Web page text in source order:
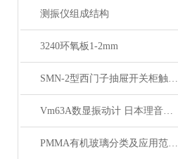
测振仪组成结构
3240环氧板1-2mm
SMN-2型西门子抽屉开关柜触点压力检测仪技术参数
Vm63A数显振动计 日本理音测振仪 测振仪厂商批发
PMMA有机玻璃分类及应用范围介绍